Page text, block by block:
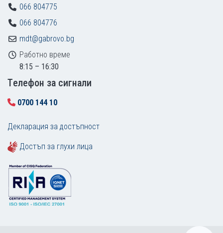
066 804775
066 804776
mdt@gabrovo.bg
Работно време
8:15 – 16:30
Tелефон за сигнали
0700 144 10
Декларация за достъпност
Достъп за глухи лица